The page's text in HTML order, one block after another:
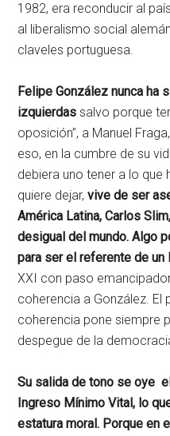
1982, era reconducir al
al liberalismo social
claveles portuguesa.
Felipe González nunca ha
izquierdas salvo porque
oposición”, a Manuel
eso, en la cumbre de su
debiera uno tener a lo que
quiere dejar,vive de ser
América Latina, Carlos
desigual del mundo. Algo
para ser el referente de un
XXI con paso
coherencia a González. El
coherencia pone siempre
despegue de la
Su salida de tono se oye
Ingreso Mínimo Vital, lo
estatura moral. Porque en